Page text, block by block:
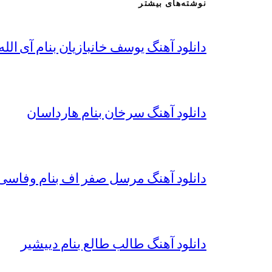
نوشته‌های بیشتر
دانلود آهنگ یوسف خانبازیان بنام آی
دانلود آهنگ سرخان بنام هارداسان
دانلود آهنگ مرسل صفر اف بنام
دانلود آهنگ طالب طالع بنام دییشیر